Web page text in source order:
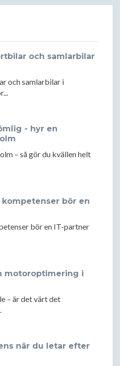
och samlarbilar
och samlarbilar i
- hyr en
– så gör du kvällen helt
kompetenser bör en
bör en IT-partner
motoroptimering i
– är det värt det
när du letar efter